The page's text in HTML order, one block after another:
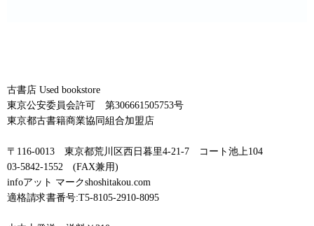
古書店 Used bookstore
東京公安委員会許可 第306661505753号
東京都古書籍商業協同組合加盟店
〒116-0013 東京都荒川区西日暮里4-21-7 コート池上104
03-5842-1552 (FAX兼用)
infoアット マークshoshitakou.com
適格請求書番号:T5-8105-2910-8095